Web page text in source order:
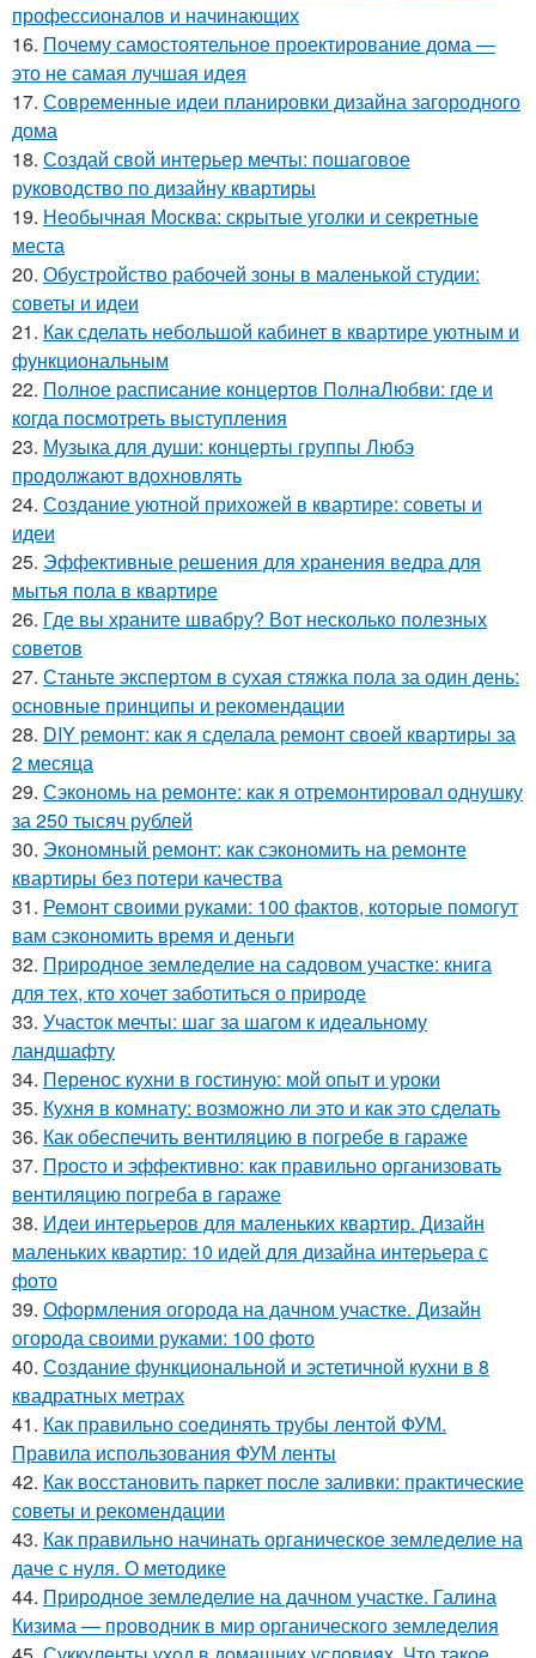
профессионалов и начинающих
16. Почему самостоятельное проектирование дома —
это не самая лучшая идея
17. Современные идеи планировки дизайна загородного
дома
18. Создай свой интерьер мечты: пошаговое
руководство по дизайну квартиры
19. Необычная Москва: скрытые уголки и секретные
места
20. Обустройство рабочей зоны в маленькой студии:
советы и идеи
21. Как сделать небольшой кабинет в квартире уютным и
функциональным
22. Полное расписание концертов ПолнаЛюбви: где и
когда посмотреть выступления
23. Музыка для души: концерты группы Любэ
продолжают вдохновлять
24. Создание уютной прихожей в квартире: советы и
идеи
25. Эффективные решения для хранения ведра для
мытья пола в квартире
26. Где вы храните швабру? Вот несколько полезных
советов
27. Станьте экспертом в сухая стяжка пола за один день:
основные принципы и рекомендации
28. DIY ремонт: как я сделала ремонт своей квартиры за
2 месяца
29. Сэкономь на ремонте: как я отремонтировал однушку
за 250 тысяч рублей
30. Экономный ремонт: как сэкономить на ремонте
квартиры без потери качества
31. Ремонт своими руками: 100 фактов, которые помогут
вам сэкономить время и деньги
32. Природное земледелие на садовом участке: книга
для тех, кто хочет заботиться о природе
33. Участок мечты: шаг за шагом к идеальному
ландшафту
34. Перенос кухни в гостиную: мой опыт и уроки
35. Кухня в комнату: возможно ли это и как это сделать
36. Как обеспечить вентиляцию в погребе в гараже
37. Просто и эффективно: как правильно организовать
вентиляцию погреба в гараже
38. Идеи интерьеров для маленьких квартир. Дизайн
маленьких квартир: 10 идей для дизайна интерьера с
фото
39. Оформления огорода на дачном участке. Дизайн
огорода своими руками: 100 фото
40. Создание функциональной и эстетичной кухни в 8
квадратных метрах
41. Как правильно соединять трубы лентой ФУМ.
Правила использования ФУМ ленты
42. Как восстановить паркет после заливки: практические
советы и рекомендации
43. Как правильно начинать органическое земледелие на
даче с нуля. О методике
44. Природное земледелие на дачном участке. Галина
Кизима — проводник в мир органического земледелия